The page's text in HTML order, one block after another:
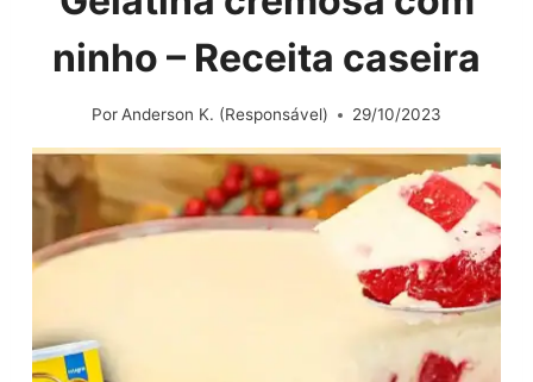
ninho – Receita caseira
PorAnderson K. (Responsável) 29/10/2023